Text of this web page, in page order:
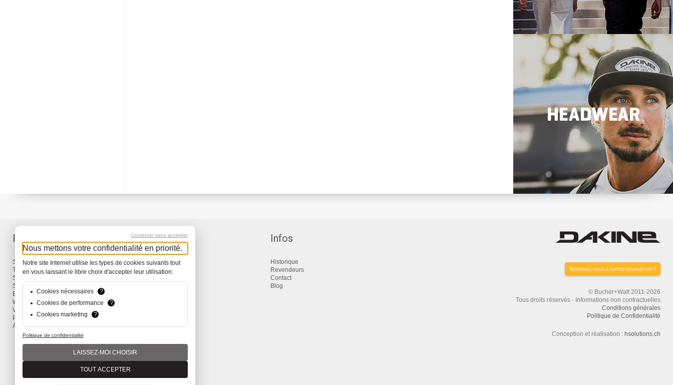
Produits
Sacs à dos et Sacs
Travel
Snow
Surf
Bike
Wind
Vêtements et Accessoires
Promotions
Actions
Services
Livraison
Garantie
Infos
Historique
Revendeurs
Contact
Blog
Inscrivez-vous à notre newsletter !
© Bucher+Walt 2011-2026
Tous droits réservés - Informations non contractuelles
Conditions générales
Politique de Confidentialité
Conception et réalisation : hsolutions.ch
Continuer sans accepter
Nous mettons votre confidentialité en priorité.
Notre site Internet utilise les types de cookies suivants tout
en vous laissant le libre choix d'accepter leur utilisation:
Cookies nécessaires
?
Cookies de performance
?
Cookies marketing
?
Politique de confidentialité
LAISSEZ-MOI CHOISIR
TOUT ACCEPTER